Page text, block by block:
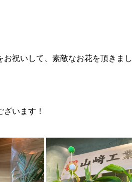
お祝いして、素敵なお花を頂きま
います！